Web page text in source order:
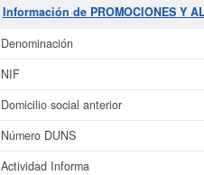
propia. La empresaPROMOCIONES
última consulta se ha producido el
Si está interesado en conocer más
Informe ampliadode PROMOCIONES
Información de PROMOCIONES Y
Denominación
NIF
Domicilio social anterior
Número DUNS
Actividad Informa